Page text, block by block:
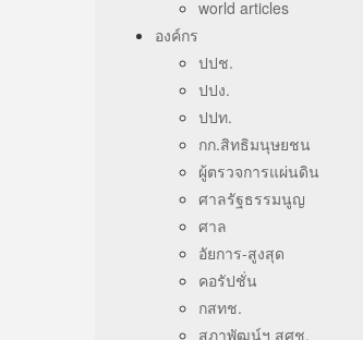
world articles
องค์กร
ปปช.
ปปง.
ปปท.
กก.สิทธิมนุษยชน
ผู้ตรวจการแผ่นดิน
ศาลรัฐธรรมนูญ
ศาล
อัยการ-สูงสุด
คอรัปชั่น
กสทช.
สภาพัฒน์ฯ สศช.